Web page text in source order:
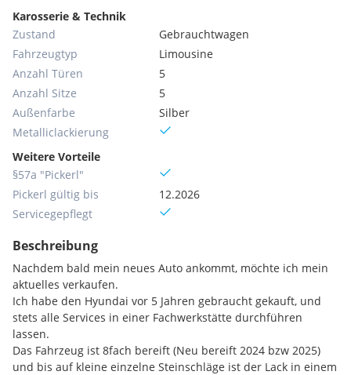
Karosserie & Technik
Zustand
Gebrauchtwagen
Fahrzeugtyp
Limousine
Anzahl Türen
5
Anzahl Sitze
5
Außenfarbe
Silber
Metallic­lackierung
Weitere Vorteile
§57a "Pickerl"
Pickerl gültig bis
12.2026
Servicegepflegt
Beschreibung
Nachdem bald mein neues Auto ankommt, möchte ich mein
aktuelles verkaufen.
Ich habe den Hyundai vor 5 Jahren gebraucht gekauft, und
stets alle Services in einer Fachwerkstätte durchführen
lassen.
Das Fahrzeug ist 8fach bereift (Neu bereift 2024 bzw 2025)
und bis auf kleine einzelne Steinschläge ist der Lack in einem